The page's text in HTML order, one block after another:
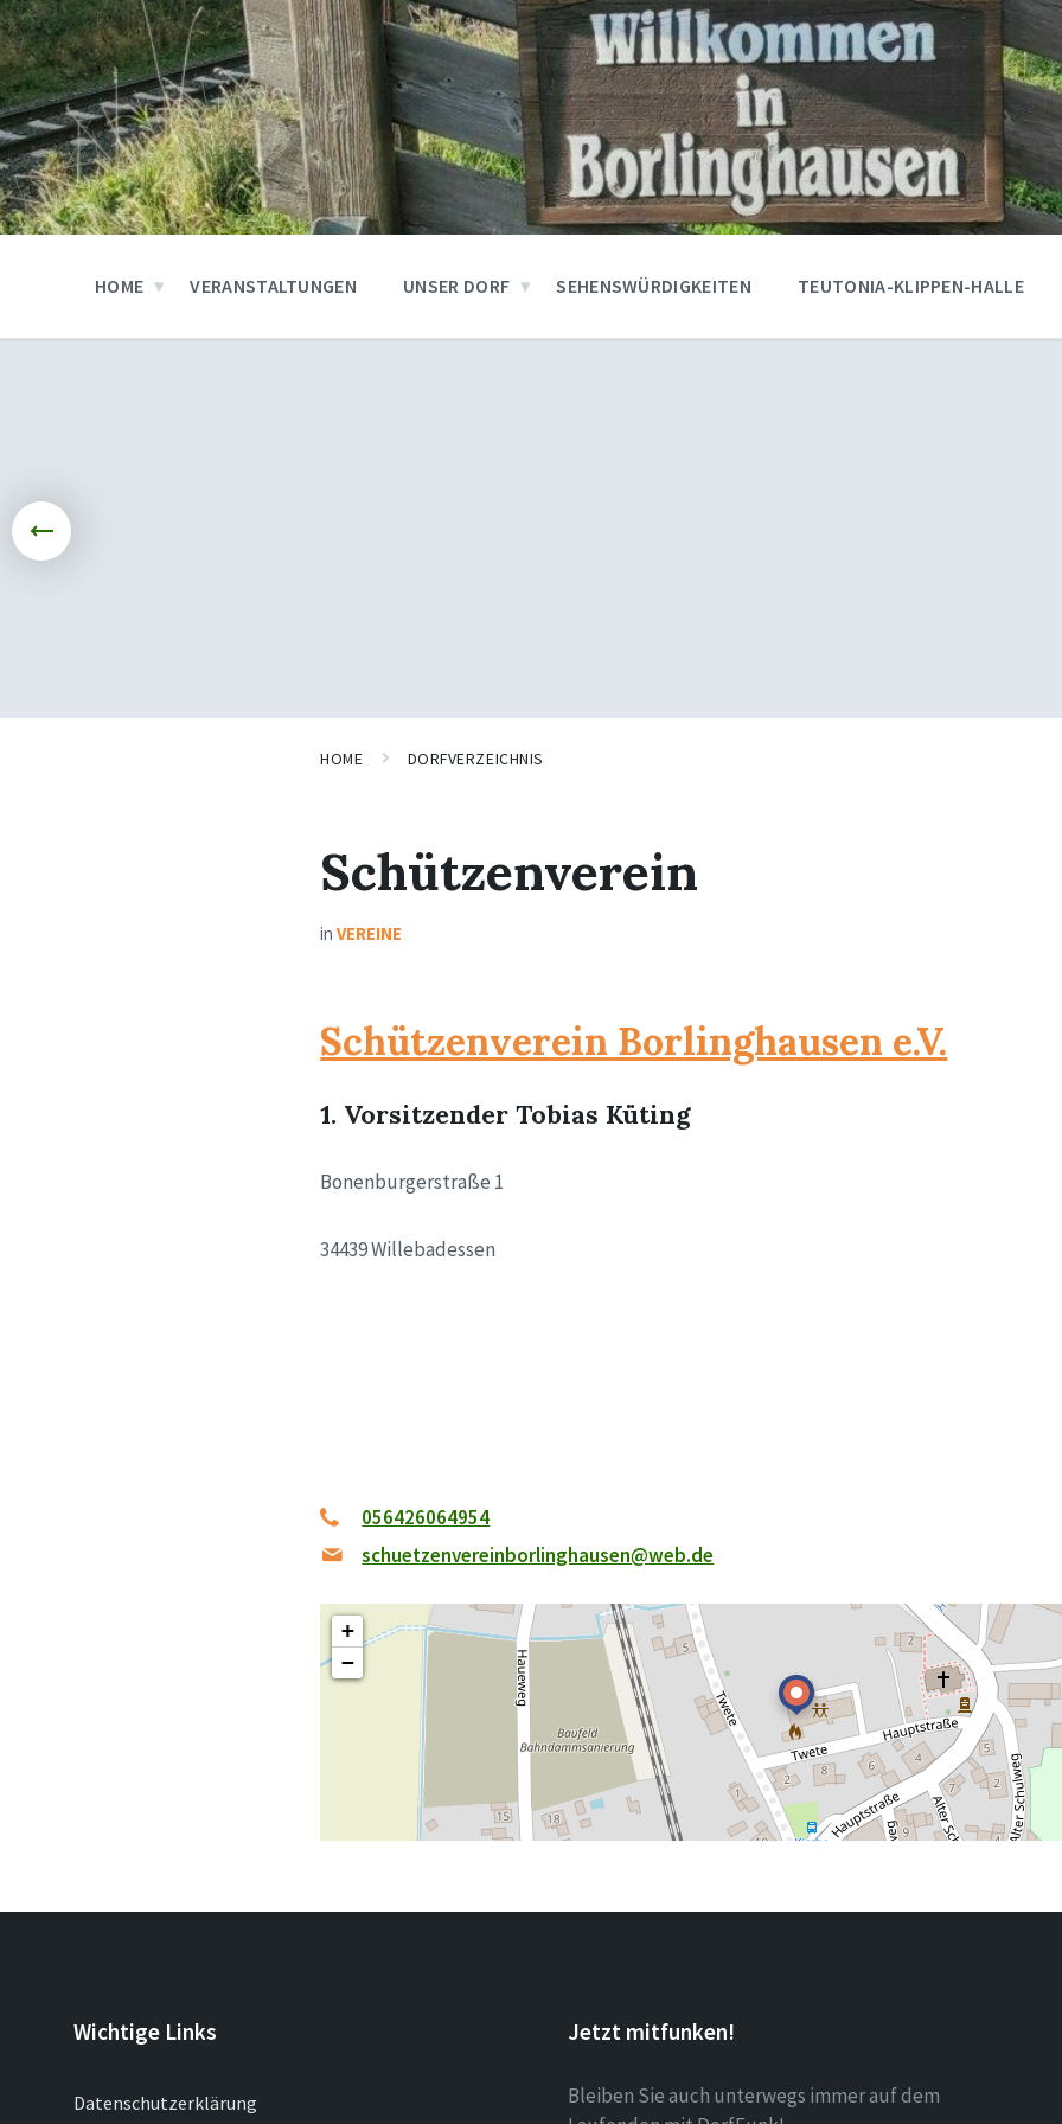
HOME VERANSTALTUNGEN UNSER DORF SEHENSWÜRDIGKEITEN TEUTONIA-KLIPPEN-HALLE
HOME DORFVERZEICHNIS
Schützenverein
inVEREINE
Schützenverein Borlinghausen e.V.
1. Vorsitzender Tobias Küting
Bonenburgerstraße 1
34439 Willebadessen
056426064954
schuetzenvereinborlinghausen@web.de
+
−
Wichtige Links
Datenschutzerklärung
Jetzt mitfunken!
Bleiben Sie auch unterwegs immer auf dem